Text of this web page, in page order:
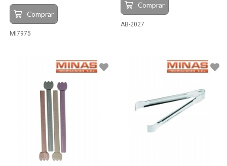
Comprar
MI7975
Comprar
AB-2027